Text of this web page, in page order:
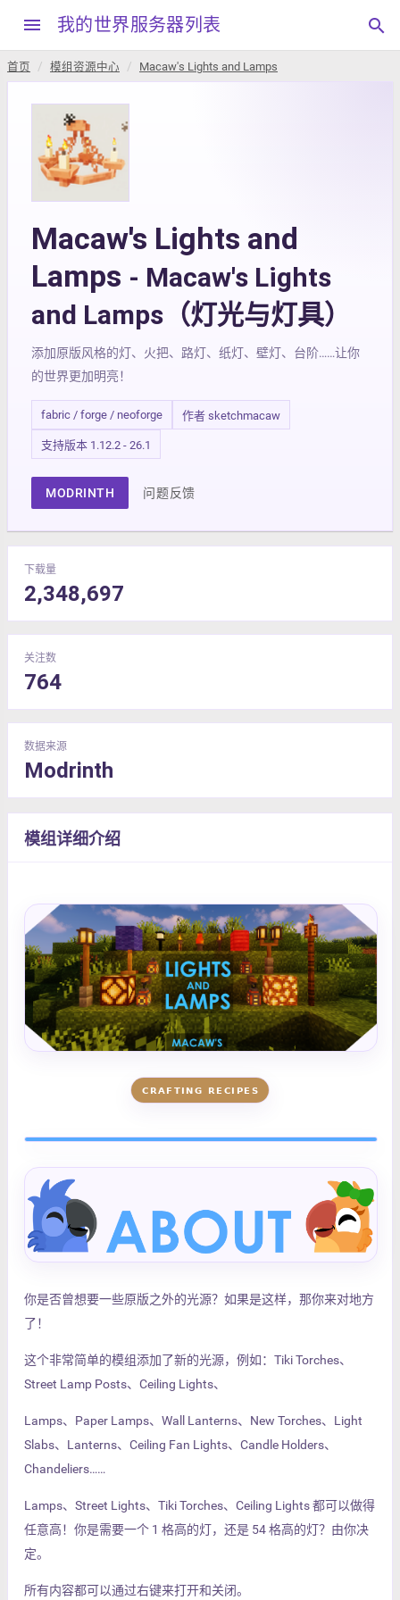
menu 我的世界服务器列表 search
首页 模组资源中心 Macaw's Lights and Lamps
Macaw's Lights and
Lamps - Macaw's Lights
and Lamps（灯光与灯具）
添加原版风格的灯、火把、路灯、纸灯、壁灯、台阶……让你
的世界更加明亮！
fabric / forge / neoforge 作者 sketchmacaw
支持版本 1.12.2 - 26.1
MODRINTH 问题反馈
下载量
2,348,697
关注数
764
数据来源
Modrinth
模组详细介绍
你是否曾想要一些原版之外的光源？如果是这样，那你来对地方
了！
这个非常简单的模组添加了新的光源，例如：Tiki Torches、
Street Lamp Posts、Ceiling Lights、
Lamps、Paper Lamps、Wall Lanterns、New Torches、Light
Slabs、Lanterns、Ceiling Fan Lights、Candle Holders、
Chandeliers……
Lamps、Street Lights、Tiki Torches、Ceiling Lights 都可以做得
任意高！你是需要一个 1 格高的灯，还是 54 格高的灯？由你决
定。
所有内容都可以通过右键来打开和关闭。